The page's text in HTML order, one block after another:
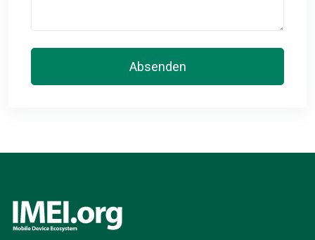
Absenden